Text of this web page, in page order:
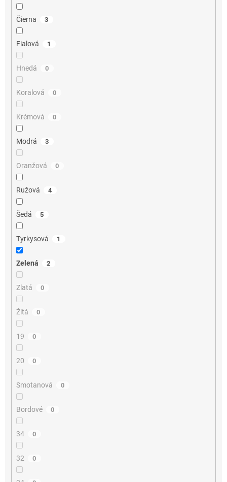
Čierna 3
Fialová 1
Hnedá 0
Koralová 0
Krémová 0
Modrá 3
Oranžová 0
Ružová 4
Šedá 5
Tyrkysová 1
Zelená 2
Zlatá 0
Žltá 0
19 0
20 0
Smotanová 0
Bordové 0
34 0
32 0